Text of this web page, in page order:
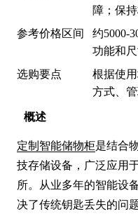
概述
定制智能储物柜是结合
技存储设备，广泛应用
所。从业多年的智能设
决了传统钥匙丢失的问
障；保
参考价格区间
约5000-
功能和尺
选购要点
根据使
方式、